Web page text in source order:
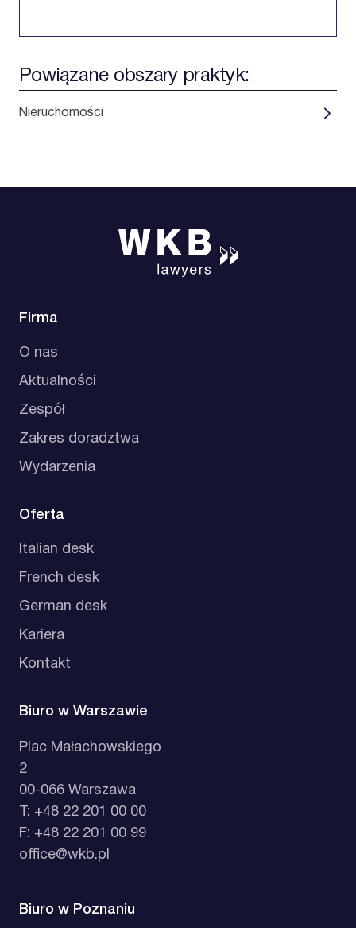
Powiązane obszary praktyk:
Nieruchomości
Firma
O nas
Aktualności
Zespół
Zakres doradztwa
Wydarzenia
Oferta
Italian desk
French desk
German desk
Kariera
Kontakt
Biuro w Warszawie
Plac Małachowskiego
2
00-066 Warszawa
T: +48 22 201 00 00
F: +48 22 201 00 99
office@wkb.pl
Biuro w Poznaniu